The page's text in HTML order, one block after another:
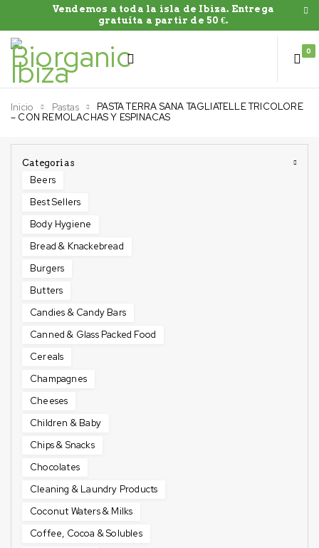
Vendemos a toda la isla de Ibiza. Entrega
gratuíta a partir de 50 €.
0
Inicio Pastas
PASTA TERRA SANA TAGLIATELLE TRICOLORE
– CON REMOLACHAS Y ESPINACAS
Categorias
Beers
Best Sellers
Body Hygiene
Bread & Knackebread
Burgers
Butters
Candies & Candy Bars
Canned & Glass Packed Food
Cereals
Champagnes
Cheeses
Children & Baby
Chips & Snacks
Chocolates
Cleaning & Laundry Products
Coconut Waters & Milks
Coffee, Cocoa & Solubles